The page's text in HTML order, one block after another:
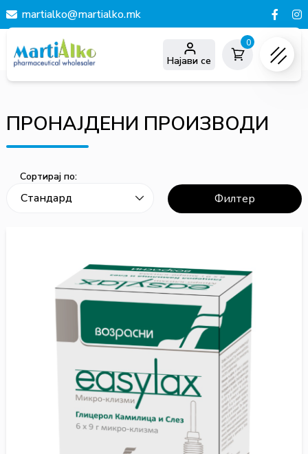
martialko@martialko.mk
Најави се
0
ПРОНАЈДЕНИ ПРОИЗВОДИ
Сортирај по:
Филтер